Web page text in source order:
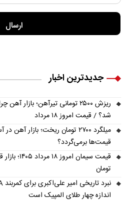
جدیدترین اخبار
ریزش ۲۵۰۰ تومانی تیرآهن؛
شد؟ / قیمت امروز ۱۸ مرداد
میلگرد ۲۷۰۰ تومان ریخت؛ بازار
قیمت‌ها برمی‌گردد؟
تومان
اندازه چهار طلای المپیک است